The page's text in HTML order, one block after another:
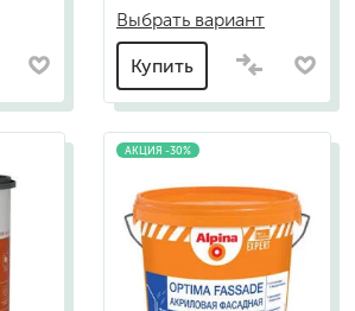
Выбрать вариант
Купить
АКЦИЯ -30%